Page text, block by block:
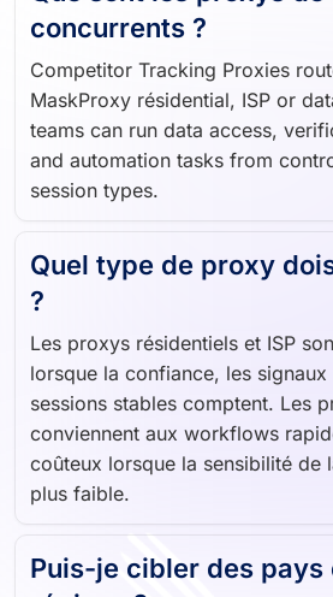
concurrents ?
Competitor Tracking Proxies
MaskProxy résidential, ISP or
teams can run data access,
and automation tasks from
session types.
Quel type de proxy
?
Les proxys résidentiels et ISP
lorsque la confiance, les signaux
sessions stables comptent. Les
conviennent aux workflows
coûteux lorsque la sensibilité de
plus faible.
Puis-je cibler des pays